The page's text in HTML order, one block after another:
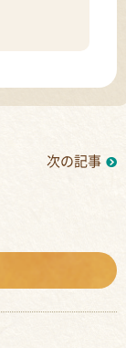
次の記事